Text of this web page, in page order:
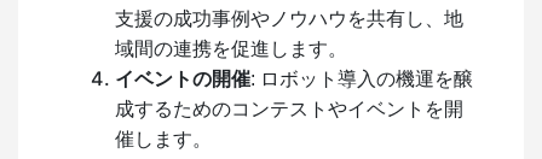
支援の成功事例やノウハウを共有し、地
域間の連携を促進します。
イベントの開催: ロボット導入の機運を醸
成するためのコンテストやイベントを開
催します。